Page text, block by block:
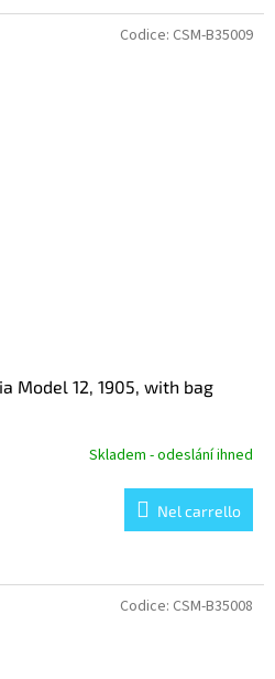
Model 12, 1905, with bag
Skladem - odeslání ihned
Nel carrello
Codice: CSM-B35009
Codice: CSM-B35008